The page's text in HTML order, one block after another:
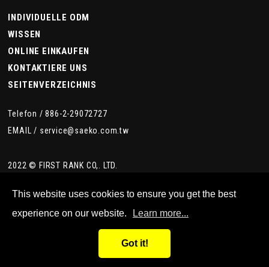
INDIVIDUELLE ODM
WISSEN
ONLINE EINKAUFEN
KONTAKTIERE UNS
SEITENVERZEICHNIS
Telefon /886-2-29072727
EMAIL / service@saeko.com.tw
2022 © FIRST RANK CO,. LTD.
This website uses cookies to ensure you get the best
experience on our website.
Learn more...
Got it!